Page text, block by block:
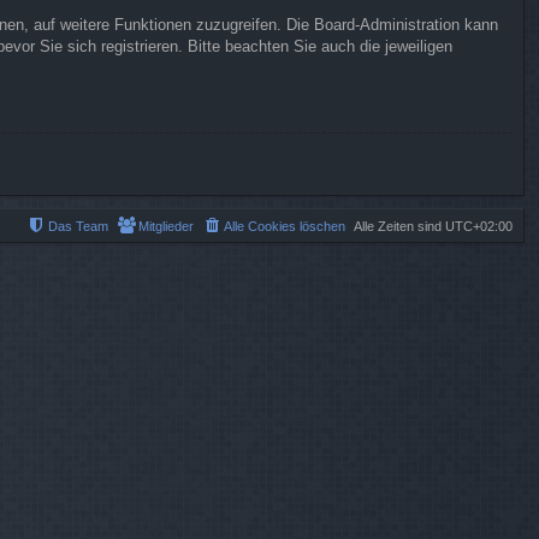
auf weitere Funktionen zuzugreifen. Die Board-Administration kann
Sie sich registrieren. Bitte beachten Sie auch die jeweiligen
Alle Zeiten sind UTC+02:00
Alle Cookies löschen
Mitglieder
Das Team